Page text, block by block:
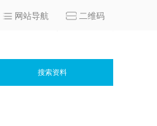
网站导航 二维码
搜索资料